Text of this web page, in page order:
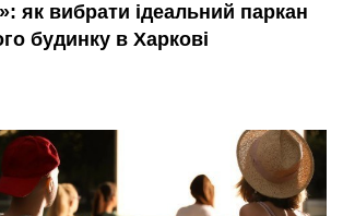
як вибрати ідеальний паркан
будинку в Харкові